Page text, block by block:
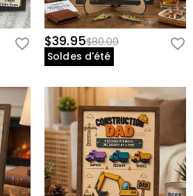
$39.95$80.00
Soldes d'été